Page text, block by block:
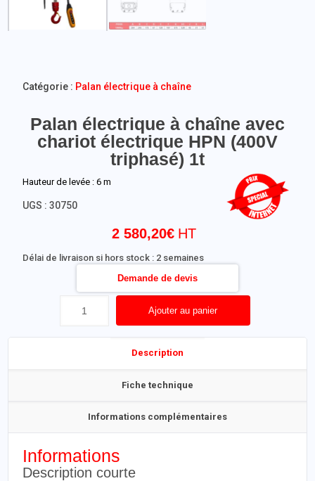
Palan électrique à chaîne avec
chariot électrique HPN (400V
triphasé) 1t
2 580,20€
Délai de livraison si hors stock : 2 semaines
Hauteur de levée : 6 m
Ajouter au panier
Demande de devis
UGS :30750
Catégorie : Palan électrique à chaîne
Description
Fiche technique
Informations complémentaires
Informations
Description courte